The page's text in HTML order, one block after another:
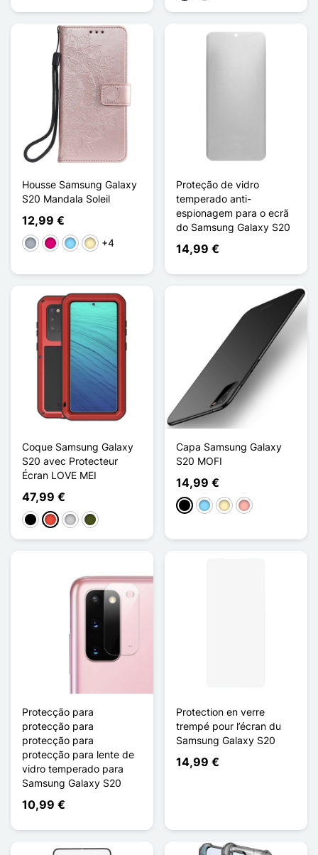
Housse Samsung Galaxy
S20 Mandala Soleil
12,99 €
CinzentoMagentaAzul Claro
Ouro+4
Proteção de vidro
temperado anti-
espionagem para o ecrã
do Samsung Galaxy S20
14,99 €
Coque Samsung Galaxy
S20 avec Protecteur
Écran LOVE MEI
47,99 €
PretoVermelho
PrataVert Armée
Capa Samsung Galaxy
S20 MOFI
14,99 €
PretoAzul Claro
OuroOuro rosa
Protecção para
protecção para
protecção para
protecção para lente de
vidro temperado para
Samsung Galaxy S20
10,99 €
Protection en verre
trempé pour l’écran du
Samsung Galaxy S20
14,99 €